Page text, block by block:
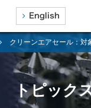
クリーンエアセール：対
トピック